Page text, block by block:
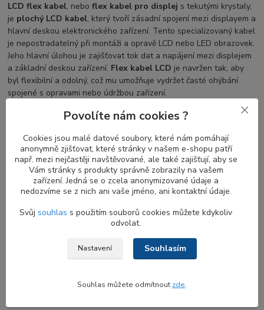
LCD flex kabel, neboflex kabel pro displej s tekutými krystaly,
je plochý LCD kabel, který tvoří zásadní spojení mezi displayem a
hlavní deskou elektronického zařízení. Tento specializovaný kabel
je nepostradatelný při montáži a opravě LCD nebo LED obrazovek.
Jeho hlavní úlohou je zajišťovat tok dat a napájení mezi displejem
a základní deskou zařízení. Flex kabel LCD je navržen tak, aby
byl flexibilní a odolný, což mu umožňuje vydržet časté ohýbání
spojené s opravami nebo údržbou zařízení.
Různé typy flex kabelu pro rozdílné
varianty DELL displaye
Různé verze LVDS(Low Voltage Differential Signaling)flex
kabelůjsou určeny pro konkrétní modely notebooků. Například
než standardní LCD/LED obrazovky bez dotykové funkce. Rozlišení
obrazovky také určuje typ potřebného
displej obvykle vyžaduje kabel s vyšší hustotou vestavěných
vláken ve srovnání s HD displejem se standardním rozlišením
1366 x 768. Navíc notebooky s vestavěnými webkamerami mohou
Povolíte nám cookies ?
Cookies jsou malé datové soubory, které nám pomáhají
anonymně zjišťovat, které stránky v našem e-shopu patří
např. mezi nejčastěji navštěvované, ale také zajišťují, aby se
Vám stránky s produkty správně zobrazily na vašem
zařízení. Jedná se o zcela anonymizované údaje a
nedozvíme se z nich ani vaše jméno, ani kontaktní údaje.
Svůj souhlas s použitím souborů cookies můžete kdykoliv
odvolat.
Nastavení Souhlasím
Souhlas můžete odmítnout zde.